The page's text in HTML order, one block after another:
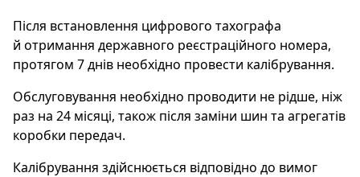
Після встановлення цифрового тахографа
й отримання державного реєстраційного номера,
протягом 7 днів необхідно провести калібрування.
Обслуговування необхідно проводити не рідше, ніж
раз на 24 місяці, також після заміни шин та агрегатів
коробки передач.
Калібрування здійснюється відповідно до вимог